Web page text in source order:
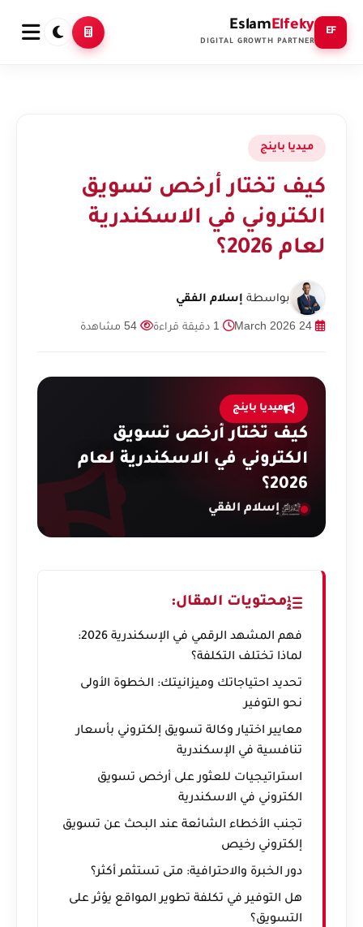
EF
EslamElfeky
DIGITAL GROWTH PARTNER
ميديا باينج
كيف تختار أرخص تسويق
الكتروني في الاسكندرية
لعام 2026؟
بواسطة إسلام الفقي
ميديا باينج
كيف تختار أرخص تسويق
الكتروني في الاسكندرية لعام
2026؟
إسلام الفقي
محتويات المقال:
فهم المشهد الرقمي في الإسكندرية 2026:
لماذا تختلف التكلفة؟
تحديد احتياجاتك وميزانيتك: الخطوة الأولى
نحو التوفير
معايير اختيار وكالة تسويق إلكتروني بأسعار
تنافسية في الإسكندرية
استراتيجيات للعثور على أرخص تسويق
الكتروني في الاسكندرية
تجنب الأخطاء الشائعة عند البحث عن تسويق
إلكتروني رخيص
دور الخبرة والاحترافية: متى تستثمر أكثر؟
هل التوفير في تكلفة تطوير المواقع يؤثر على
التسويق؟